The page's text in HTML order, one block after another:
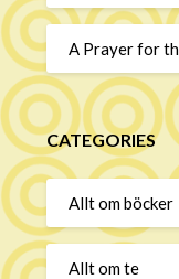
A Prayer for
CATEGORIES
Allt om böcker
Allt om te